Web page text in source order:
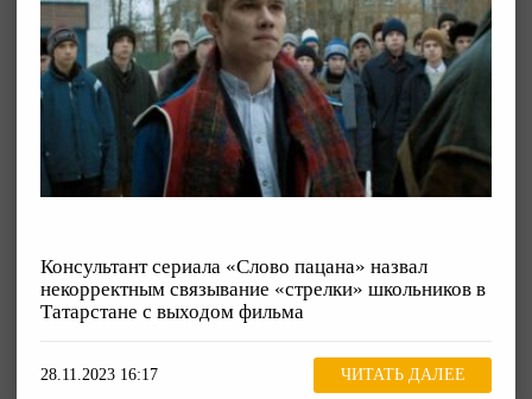
Консультант сериала «Слово пацана» назвал
некорректным связывание «стрелки» школьников в
Татарстане с выходом фильма
28.11.2023 16:17 ЧИТАТЬ ДАЛЕЕ